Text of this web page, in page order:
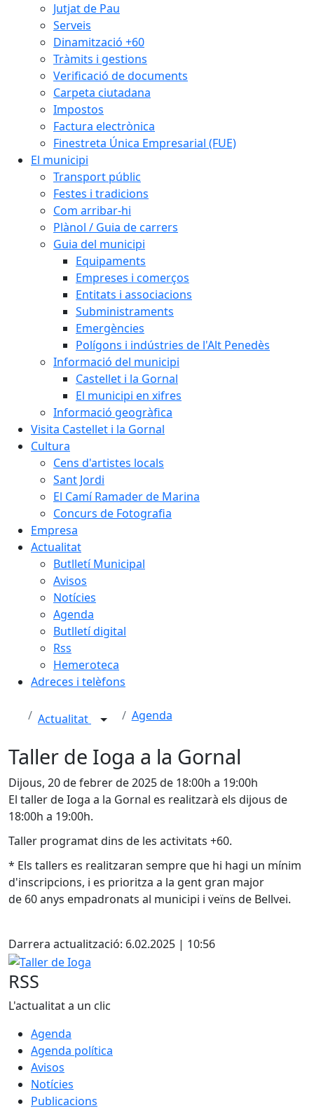
Jutjat de Pau
Serveis
Dinamització +60
Tràmits i gestions
Verificació de documents
Carpeta ciutadana
Impostos
Factura electrònica
Finestreta Única Empresarial (FUE)
El municipi
Transport públic
Festes i tradicions
Com arribar-hi
Plànol / Guia de carrers
Guia del municipi
Equipaments
Empreses i comerços
Entitats i associacions
Subministraments
Emergències
Polígons i indústries de l'Alt Penedès
Informació del municipi
Castellet i la Gornal
El municipi en xifres
Informació geogràfica
Visita Castellet i la Gornal
Cultura
Cens d'artistes locals
Sant Jordi
El Camí Ramader de Marina
Concurs de Fotografia
Empresa
Actualitat
Butlletí Municipal
Avisos
Notícies
Agenda
Butlletí digital
Rss
Hemeroteca
Adreces i telèfons
Actualitat Agenda
Taller de Ioga a la Gornal
Dijous, 20 de febrer de 2025 de 18:00h a 19:00h
El taller de Ioga a la Gornal es realitzarà els dijous de
18:00h a 19:00h.
Taller programat dins de les activitats +60.
* Els tallers es realitzaran sempre que hi hagi un mínim
d'inscripcions, i es prioritza a la gent gran major
de 60 anys empadronats al municipi i veïns de Bellvei.
Darrera actualització: 6.02.2025 | 10:56
Taller de Ioga
RSS
L'actualitat a un clic
Agenda
Agenda política
Avisos
Notícies
Publicacions